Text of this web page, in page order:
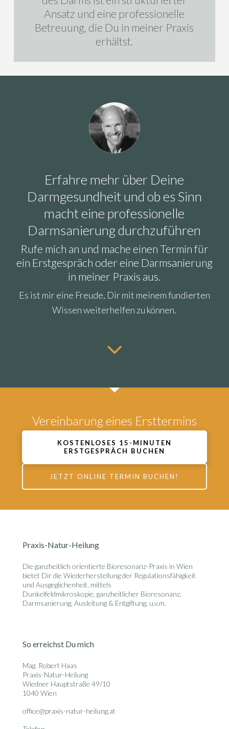
Ansatz und eine professionelle
Betreuung, die Du in meiner Praxis
erhältst.
Erfahre mehr über Deine
Darmgesundheit und ob es Sinn
macht eine professionelle
Darmsanierung durchzuführen
Rufe mich an und mache einen Termin für
ein Erstgespräch oder eine Darmsanierung
in meiner Praxis aus.
Es ist mir eine Freude, Dir mit meinem fundierten
Wissen weiterhelfen zu können.
Vereinbarung eines Ersttermins
KOSTENLOSES 15-MINUTEN
ERSTGESPRÄCH BUCHEN
JETZT ONLINE TERMIN BUCHEN!
Praxis-Natur-Heilung
Die ganzheitlich orientierte Bioresonanz-Praxis in Wien
bietet Dir die Wiederherstellung der Regulationsfähigkeit
und Ausgeglichenheit, mittels
Dunkelfeldmikroskopie, ganzheitlicher Bioresonanz,
Darmsanierung, Ausleitung & Entgiftung, u.v.m.
So erreichst Du mich
Mag. Robert Haas
Praxis-Natur-Heilung
Wiedner Hauptstraße 49/10
1040 Wien
office@praxis-natur-heilung.at